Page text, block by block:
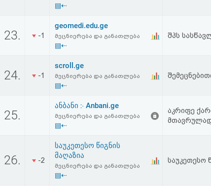
პაროლის
სალიცენზიო
შეთანხმება
და
▤⇠
23. -1
geomedi.edu.ge
მეცნიერება და განათლება
▤⇠
შპს
24. -1
scroll.ge
მეცნიერება და განათლება
▤⇠
25.
ანბანი ჻ Anbani.ge
მეცნიერება და განათლება
▤⇠
აკრიფე
26. -2
საუკეთესო წიგნის
მაღაზია
მეცნიერება და განათლება
▤⇠
საუკეთესო